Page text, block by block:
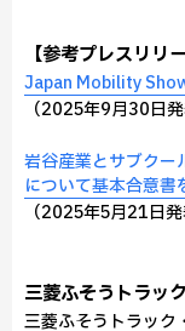
【参考プレスリリー
Japan Mobility
（2025年9月30日発
岩谷産業とサブク
について基本合意書
（2025年5月21日発
三菱ふそうトラッ
三菱ふそうトラック